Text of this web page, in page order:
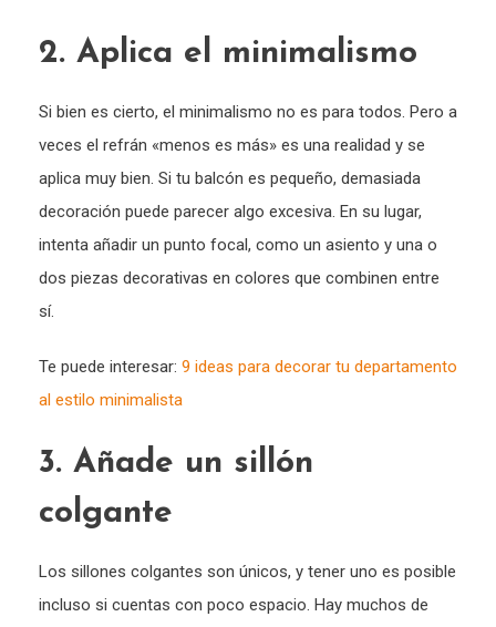
2. Aplica el minimalismo
Si bien es cierto, el minimalismo no es para todos. Pero a
veces el refrán «menos es más» es una realidad y se
aplica muy bien. Si tu balcón es pequeño, demasiada
decoración puede parecer algo excesiva. En su lugar,
intenta añadir un punto focal, como un asiento y una o
dos piezas decorativas en colores que combinen entre
sí.
Te puede interesar: 9 ideas para decorar tu departamento
al estilo minimalista
3. Añade un sillón
colgante
Los sillones colgantes son únicos, y tener uno es posible
incluso si cuentas con poco espacio. Hay muchos de